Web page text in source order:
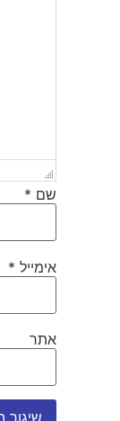
שם *
אימייל *
אתר